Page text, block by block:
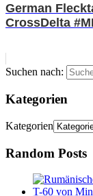
German
CrossDelta
Suchen nach:
Kategorien
Kategorien
Random Posts